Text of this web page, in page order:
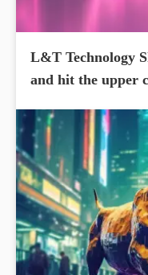
L&T Technology
and hit the upper